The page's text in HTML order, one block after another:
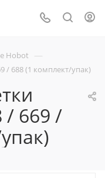
Hobot —
/ 688 (1 комплект/упак)
/ 669 /